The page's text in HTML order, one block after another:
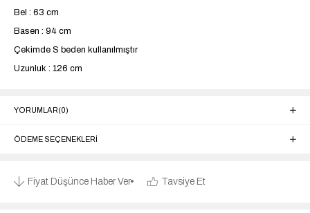
Bel : 63 cm
Basen : 94 cm
Çekimde S beden kullanılmıştır
Uzunluk : 126 cm
YORUMLAR(0)
ÖDEME SEÇENEKLERI
Fiyat Düşünce Haber Ver Tavsiye Et